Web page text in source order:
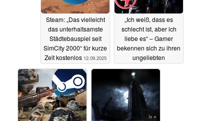
Steam: „Das vielleicht
das unterhaltsamste
Städtebauspiel seit
SimCity 2000“ für kurze
Zeit kostenlos 12.09.2025
„Ich weiß, dass es
schlecht ist, aber ich
liebe es“ – Gamer
bekennen sich zu ihren
ungeliebten
Lieblingsspielen